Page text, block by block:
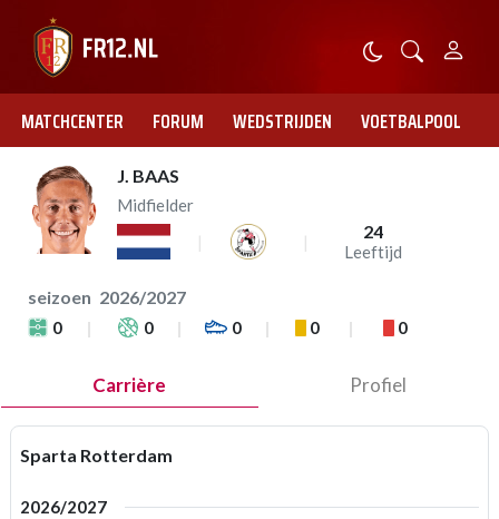
MATCHCENTER FORUM WEDSTRIJDEN VOETBALPOOL
J. BAAS
Midfielder
24
Leeftijd
seizoen 2026/2027
0 0 0 0 0
Carrière Profiel
Sparta Rotterdam
2026/2027